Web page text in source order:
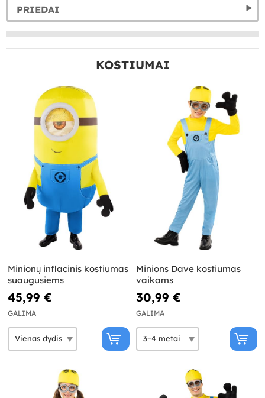
PRIEDAI
KOSTIUMAI
Minionų inflacinis kostiumas
suaugusiems
45,99 €
GALIMA
Minions Dave kostiumas
vaikams
30,99 €
GALIMA